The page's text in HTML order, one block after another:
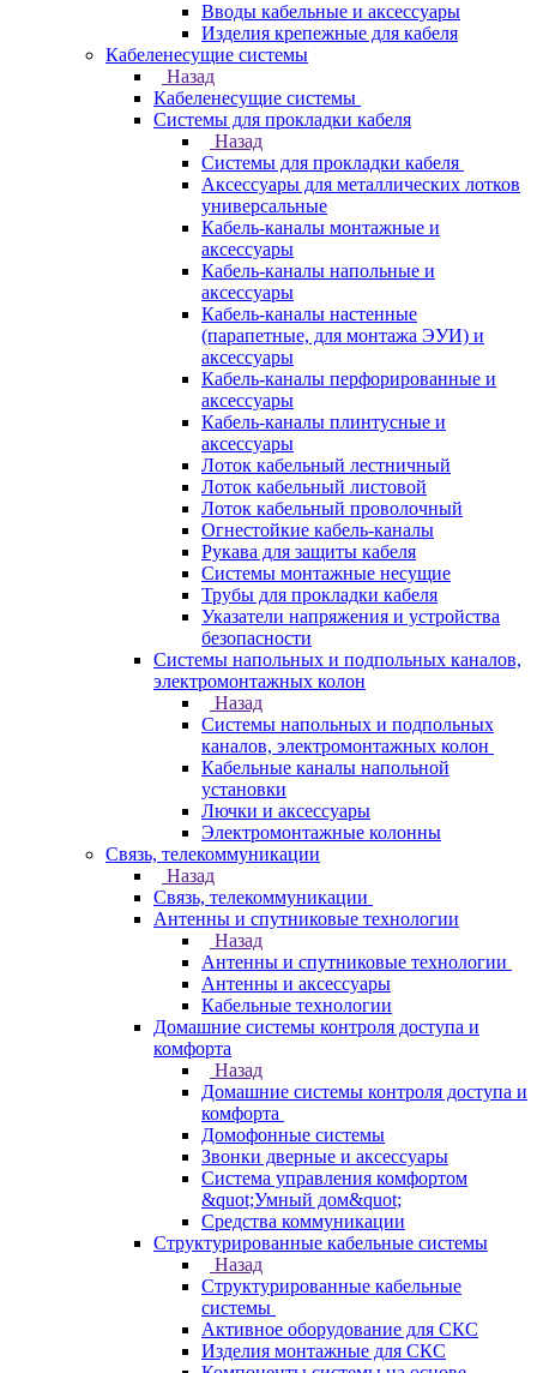
Вводы кабельные и аксессуары
Изделия крепежные для кабеля
Кабеленесущие системы
Назад
Кабеленесущие системы
Системы для прокладки кабеля
Назад
Системы для прокладки кабеля
Аксессуары для металлических лотков
универсальные
Кабель-каналы монтажные и
аксессуары
Кабель-каналы напольные и
аксессуары
Кабель-каналы настенные
(парапетные, для монтажа ЭУИ) и
аксессуары
Кабель-каналы перфорированные и
аксессуары
Кабель-каналы плинтусные и
аксессуары
Лоток кабельный лестничный
Лоток кабельный листовой
Лоток кабельный проволочный
Огнестойкие кабель-каналы
Рукава для защиты кабеля
Системы монтажные несущие
Трубы для прокладки кабеля
Указатели напряжения и устройства
безопасности
Системы напольных и подпольных каналов,
электромонтажных колон
Назад
Системы напольных и подпольных
каналов, электромонтажных колон
Кабельные каналы напольной
установки
Лючки и аксессуары
Электромонтажные колонны
Связь, телекоммуникации
Назад
Связь, телекоммуникации
Антенны и спутниковые технологии
Назад
Антенны и спутниковые технологии
Антенны и аксессуары
Кабельные технологии
Домашние системы контроля доступа и
комфорта
Назад
Домашние системы контроля доступа и
комфорта
Домофонные системы
Звонки дверные и аксессуары
Система управления комфортом
&quot;Умный дом&quot;
Средства коммуникации
Структурированные кабельные системы
Назад
Структурированные кабельные
системы
Активное оборудование для СКС
Изделия монтажные для СКС